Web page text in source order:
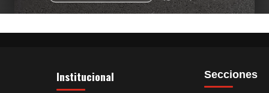
Institucional Secciones